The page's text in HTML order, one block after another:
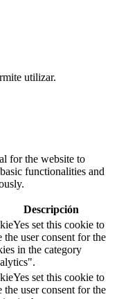
utilizar.
for the website to
functionalities and
Descripción
set this cookie to
the user consent for the
in the category
set this cookie to
the user consent for the